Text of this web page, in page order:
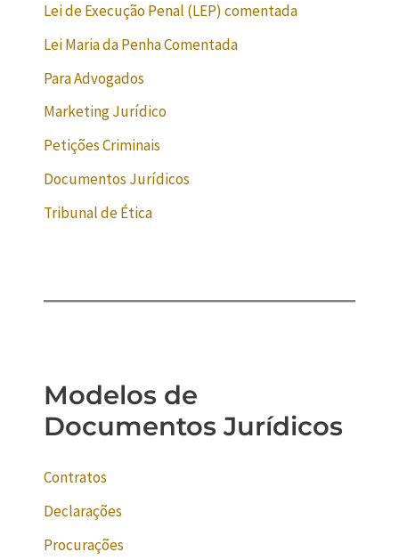
Lei de Execução Penal (LEP) comentada
Lei Maria da Penha Comentada
Para Advogados
Marketing Jurídico
Petições Criminais
Documentos Jurídicos
Tribunal de Ética
Modelos de
Documentos Jurídicos
Contratos
Declarações
Procurações